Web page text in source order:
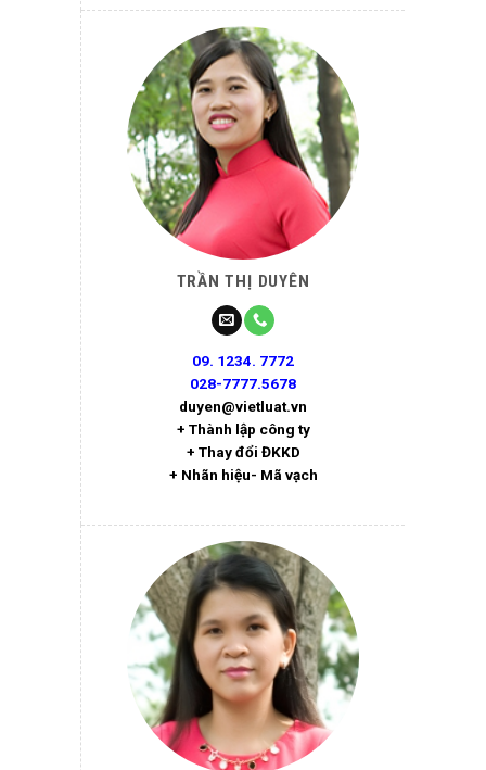
TRẦN THỊ DUYÊN
09. 1234. 7772
028-7777.5678
duyen@vietluat.vn
+ Thành lập công ty
+ Thay đổi ĐKKD
+ Nhãn hiệu- Mã vạch